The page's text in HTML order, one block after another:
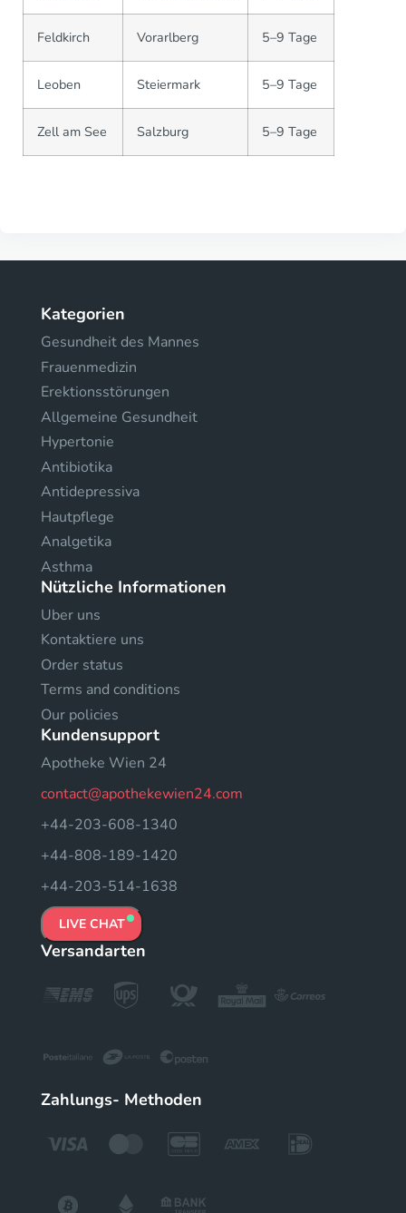
Feldkirch Vorarlberg 5–9 Tage
Leoben Steiermark 5–9 Tage
Zell am See Salzburg 5–9 Tage
Kategorien
Gesundheit des Mannes
Frauenmedizin
Erektionsstörungen
Allgemeine Gesundheit
Hypertonie
Antibiotika
Antidepressiva
Hautpflege
Analgetika
Asthma
Nützliche Informationen
Uber uns
Kontaktiere uns
Order status
Terms and conditions
Our policies
Kundensupport
Apotheke Wien 24
contact@apothekewien24.com
+44-203-608-1340
+44-808-189-1420
+44-203-514-1638
LIVE CHAT
Versandarten
Zahlungs- Methoden